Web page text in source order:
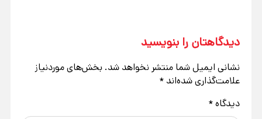
دیدگاهتان را بنویسید
نشانی ایمیل شما منتشر نخواهد شد. بخش‌های موردنیاز
علامت‌گذاری شده‌اند *
دیدگاه*